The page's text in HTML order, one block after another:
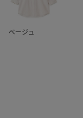
ベージュ